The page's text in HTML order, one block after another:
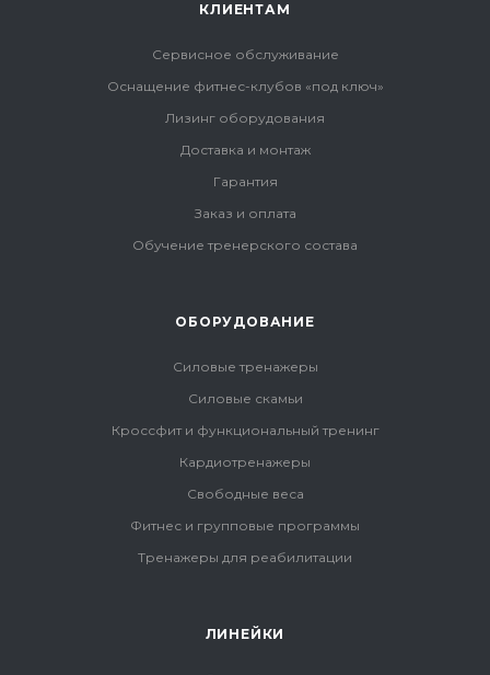
КЛИЕНТАМ
Сервисное обслуживание
Оснащение фитнес-клубов «под ключ»
Лизинг оборудования
Доставка и монтаж
Гарантия
Заказ и оплата
Обучение тренерского состава
ОБОРУДОВАНИЕ
Силовые тренажеры
Силовые скамьи
Кроссфит и функциональный тренинг
Кардиотренажеры
Свободные веса
Фитнес и групповые программы
Тренажеры для реабилитации
ЛИНЕЙКИ